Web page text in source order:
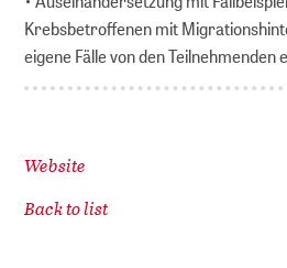
Krebsbetroffenen mit
eigene Fälle von den
Website
Back to list